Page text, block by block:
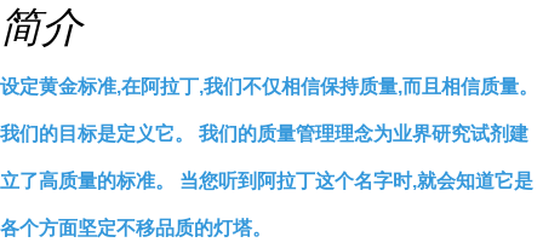
简介
设定黄金标准,在阿拉丁,我们不仅相信保持质量,而且相信质量。
我们的目标是定义它。 我们的质量管理理念为业界研究试剂建
立了高质量的标准。 当您听到阿拉丁这个名字时,就会知道它是
各个方面坚定不移品质的灯塔。